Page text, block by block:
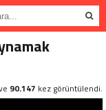
90.147 kez görüntülendi.